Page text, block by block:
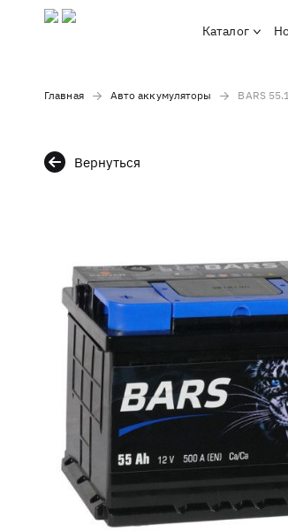
Каталог
Главная Авто аккумуляторы BARS
Вернуться